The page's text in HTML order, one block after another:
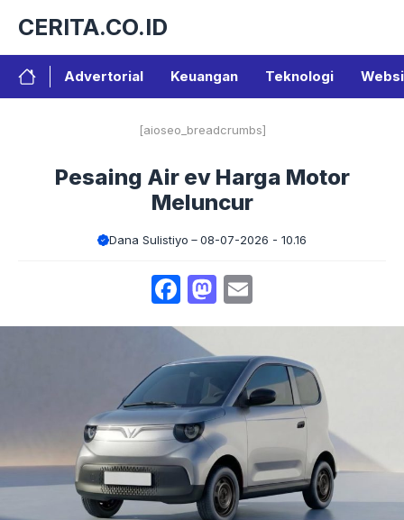
isi
CERITA.CO.ID
Advertorial Keuangan Teknologi
[aioseo_breadcrumbs]
Pesaing Air ev Harga Motor
Meluncur
Dana Sulistiyo 08-07-2026 - 10.16
Facebook
Mastodon